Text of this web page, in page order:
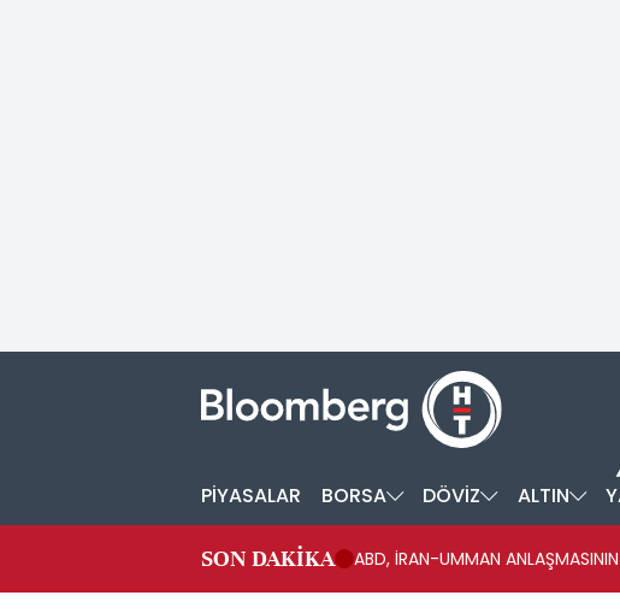
PİYASALAR BORSA DÖVİZ ALTIN
SON DAKİKA ABD, İRAN-UMMAN